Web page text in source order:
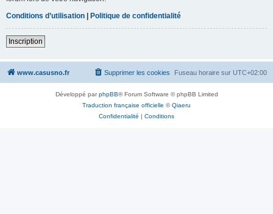
Conditions d’utilisation | Politique de confidentialité
Inscription
www.casusno.fr Fuseau horaire sur UTC+02:00
Supprimer les cookies
Développé parphpBB® Forum Software © phpBB Limited
Traduction française officielle ©Qiaeru
Confidentialité | Conditions